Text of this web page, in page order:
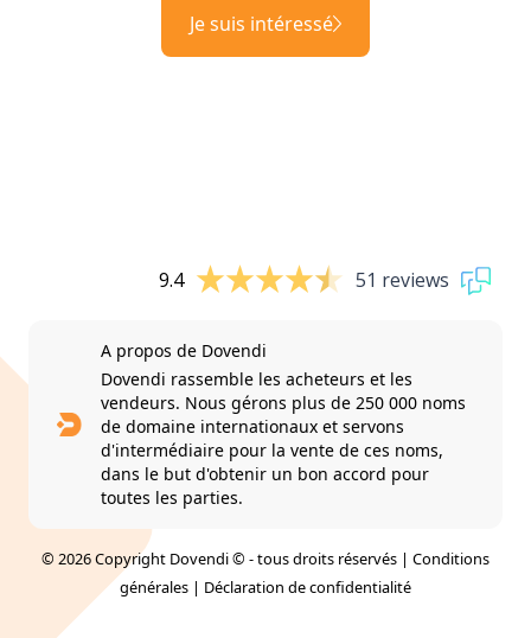
Je suis intéressé
9.4 51 reviews
A propos de Dovendi
Dovendi rassemble les acheteurs et les
vendeurs. Nous gérons plus de 250 000 noms
de domaine internationaux et servons
d'intermédiaire pour la vente de ces noms,
dans le but d'obtenir un bon accord pour
toutes les parties.
© 2026 Copyright Dovendi © - tous droits réservés | Conditions
générales | Déclaration de confidentialité